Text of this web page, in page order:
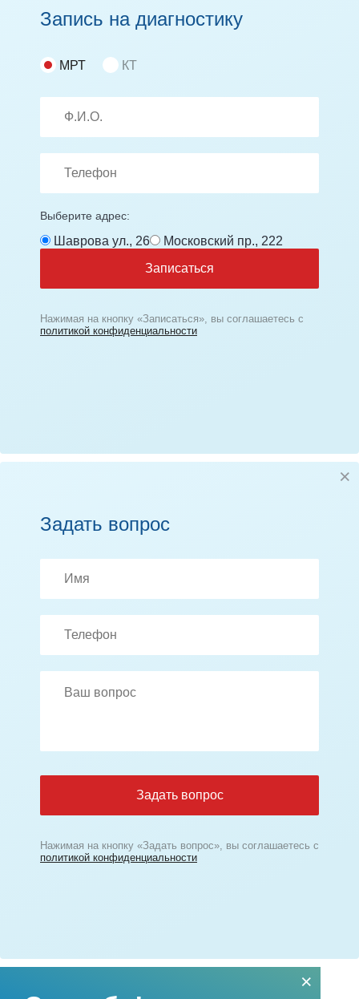
Запись на диагностику
МРТ КТ
Выберите адрес:
Шаврова ул., 26
Московский пр., 222
Записаться
Нажимая на кнопку «Записаться», вы соглашаетесь с
политикой конфиденциальности
Задать вопрос
Задать вопрос
Нажимая на кнопку «Задать вопрос», вы соглашаетесь с
политикой конфиденциальности